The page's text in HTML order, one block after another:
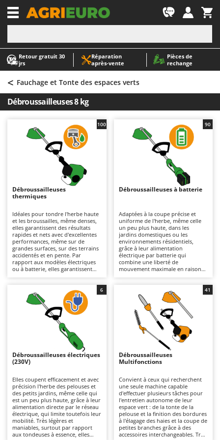
Retour gratuit 30
jrs
Réparation
après‑vente
Pièces de
rechange
-1
A
Abris de jardin
Accessoires pour tracteurs tondeuses autoportés
Aérateurs Scarificateurs pour gazon
Arracheuses de pommes de terre pour tracteur
Aspirateurs - Balais Électriques
Aspirateurs à cendres
Aspirateurs à feuilles sur roues
Aspirateurs de piscine
Aspirateurs Multifonctions
Atomiseurs agricoles pour tracteurs
Atomiseurs pour traitements
Autolaveuses
Autres produits
B
Balayeuses
Bancs de scie pour le bois - Scies à bûches
Barbecues
Bennes pour tracteur
Brosses pour sols extérieurs
Brouettes à moteur
Broyeurs à axe horizontal pour tracteur
Butteurs pour tracteur
C
Chargeurs de batterie - Démarreurs
Charrues pour tracteur
A
AgriEuro Premium
AgriEuro TOP-LINE
AGT
Aima
Airmec
AL-KO
Alpina
Ama
Ambrogio Robot
Annovi Reverberi
ANTHBOT
Archman
Ardes
Attila
Ausonia
Awelco
B
Baesso
Bahco
< Fauchage et Tonte des espaces verts
Débroussailleuses 8 kg
Débroussailleuses
thermiques
Idéales pour tondre l'herbe haute
et les broussailles, même denses,
elles garantissent des résultats
rapides et nets avec d'excellentes
performances, même sur de
grandes surfaces, sur des terrains
accidentés et en pente. Par
rapport aux modèles électriques
ou à batterie, elles garantissent
s'adaptant mieux aux travaux plus
intensifs, mais elles sont plus
lourdes. Des modèles de
différentes cylindrées sont
disponibles, des plus petits,
adaptés aux travaux de bricolage
qui nécessitent peu de puissance,
aux plus grands, pour les travaux
professionnels, même lourds. Il
est important d'effectuer un
entretien périodique du moteur à
combustion, comme le contrôle
l'huile moteur dans les modèles à
4 temps.
100
Débroussailleuses à batterie
Adaptées à la coupe précise et
uniforme de l'herbe, même celle
un peu plus haute, dans les
jardins domestiques ou les
environnements résidentiels,
grâce à leur alimentation
électrique par batterie qui
combine une liberté de
mouvement maximale en raison
un fonctionnement silencieux et
une utilisation pratique. Lorsque
les batteries au lithium sont
déchargées, elles peuvent être
rapidement remplacées par
d'autres chargées, ce qui prolonge
leur autonomie. L'entretien se
limite au maintien de la charge des
batteries pendant les périodes
d'inutilisation et au nettoyage ou
au remplacement périodique du fil
ou des lames.
90
Débroussailleuses électriques
(230V)
Elles coupent efficacement et avec
précision l'herbe des pelouses et
des petits jardins, même celle qui
est un peu plus haute, grâce à leur
alimentation directe par le réseau
électrique, qui limite toutefois leur
mobilité. Très légères et
maniables, surtout par rapport
aux tondeuses à essence, elles
6
Débroussailleuses
Multifonctions
Convient à ceux qui recherchent
une seule machine capable
d'effectuer plusieurs tâches pour
l'entretien autonome de leur
espace vert : de la tonte de la
pelouse et la finition des bordures
à l'élagage des haies et la coupe de
petites branches grâce à des
accessoires interchangeables. Très
41